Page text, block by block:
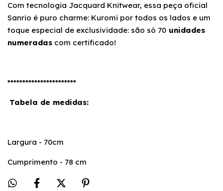
Com tecnologia Jacquard Knitwear, essa peça oficial
Sanrio é puro charme: Kuromi por todos os lados e um
toque especial de exclusividade: são só 70 unidades
numeradas com certificado!
***********************
Tabela de medidas:
Largura - 70cm
Cumprimento - 78 cm